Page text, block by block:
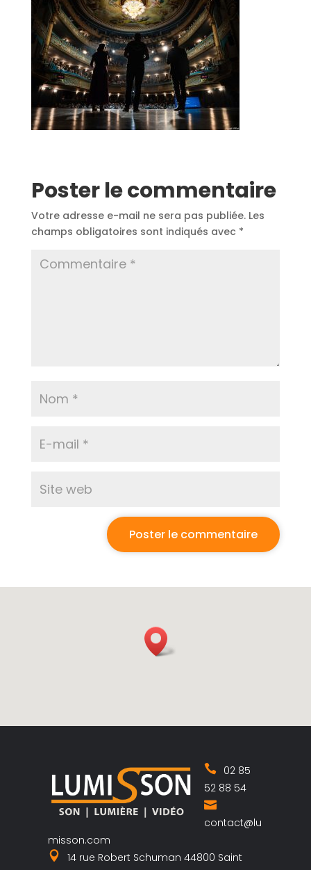
Poster le commentaire
Votre adresse e-mail ne sera pas publiée. Les
champs obligatoires sont indiqués avec *
02 85
52 88 54
contact@lu
misson.com
14 rue Robert Schuman 44800 Saint